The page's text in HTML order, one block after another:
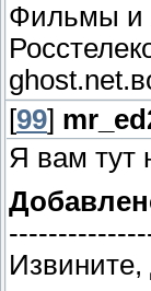
Фильмы и
[99]
Я вам тут
Извините,